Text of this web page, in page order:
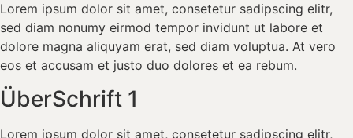
Lorem ipsum dolor sit amet, consetetur sadipscing elitr,
sed diam nonumy eirmod tempor invidunt ut labore et
dolore magna aliquyam erat, sed diam voluptua. At vero
eos et accusam et justo duo dolores et ea rebum.
ÜberSchrift 1
Lorem ipsum dolor sit amet, consetetur sadipscing elitr,